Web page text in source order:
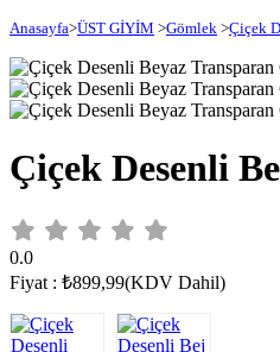
Anasayfa>ÜST GİYİM >Gömlek >Çiçek
Çiçek Desenli
0.0
Fiyat : ₺899,99(KDV Dahil)